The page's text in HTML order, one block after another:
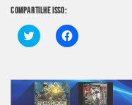
COMPARTILHE ISSO:
Clique
para
em
nova
janela)
Clique
para
em
nova
janela)